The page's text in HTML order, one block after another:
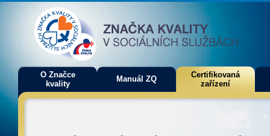
O Značce
kvality
Manuál ZQ
Certifikovaná
zařízení